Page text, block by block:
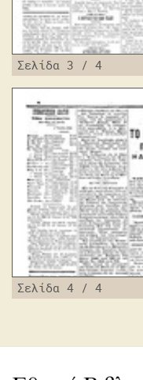
Σελίδα 3 / 4
Σελίδα 4 / 4